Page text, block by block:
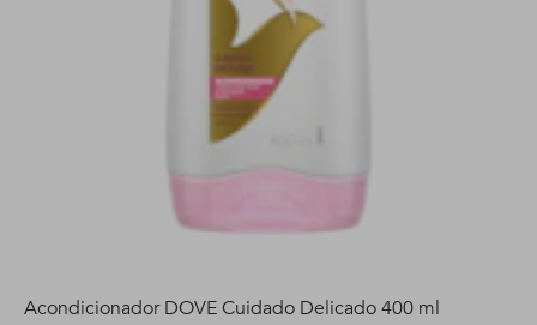
Acondicionador DOVE Cuidado Delicado 400 ml